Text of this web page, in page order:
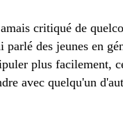
critiqué de
parlé des jeunes en
plus facilement,
avec quelqu'un